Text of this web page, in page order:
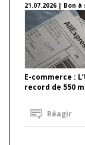
21.07.2026 | Bon
E-commerce :
record de 550
Réagir